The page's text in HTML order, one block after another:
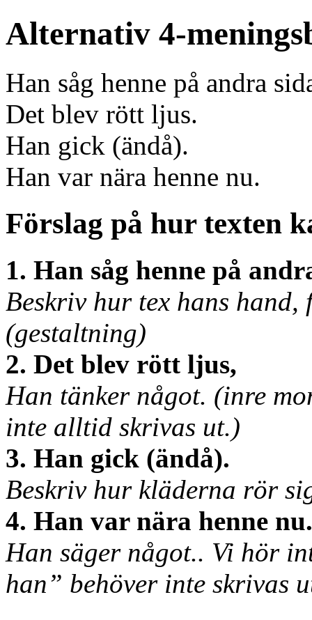
Alternativ 4-
Han såg henne på andra
Det blev rött ljus.
Han gick (ändå).
Han var nära henne nu.
Förslag på hur texten
1. Han såg henne på
Beskriv hur tex hans
(gestaltning)
2. Det blev rött ljus,
Han tänker något. (inre
inte alltid skrivas ut.)
3. Han gick (ändå).
Beskriv hur kläderna rör
4. Han var nära henne nu.
Han säger något.. Vi hör
han” behöver inte skrivas